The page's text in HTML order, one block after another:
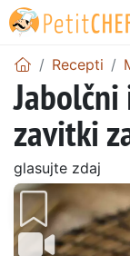
Recepti
zavitki
glasujte zdaj